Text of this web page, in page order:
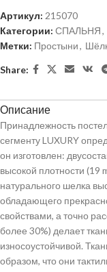
Артикул: 215070
Категории: СПАЛЬНЯ,
Метки: Простыни,
Share:
Описание
Принадлежность
сегменту LUXURY
он изготовлен:
высокой плотности (19
натурального шелка
обладающего
свойствами, а точно
более 30%) делает
износоустойчивой.
образом, что они